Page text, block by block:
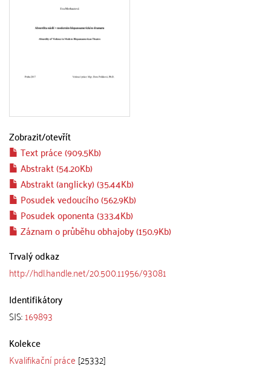
Zobrazit/otevřít
Text práce (909.5Kb)
Abstrakt (54.20Kb)
Abstrakt (anglicky) (35.44Kb)
Posudek vedoucího (562.9Kb)
Posudek oponenta (333.4Kb)
Záznam o průběhu obhajoby (150.9Kb)
Trvalý odkaz
http://hdl.handle.net/20.500.11956/93081
Identifikátory
SIS:169893
Kolekce
Kvalifikační práce [25332]